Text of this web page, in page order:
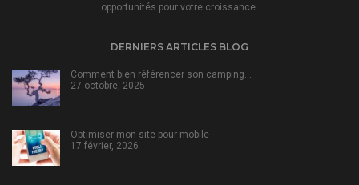
opportunités pour votre croissance.
DERNIERS ARTICLES BLOG
Comment bien référencer son camping…
27 octobre, 2025
Optimiser mon site pour mobile
17 février, 2026